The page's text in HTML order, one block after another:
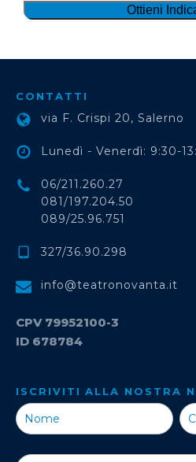
CONTATTI
via F. Crispi 20, Salerno
Lunedì - Venerdì: 9:30-
06/211.260.27
081/197.204.50
089/25.96.751
327/36.90.298
info@teatronovanta.it
CPV 79952100-3
ID 678784
ISCRIVITI ALLA NOSTRA
Iscriviti alla